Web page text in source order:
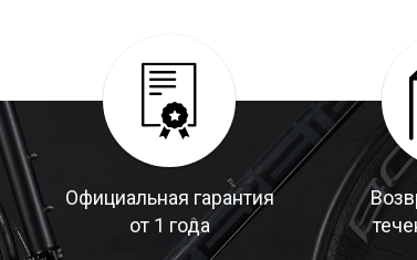
Официальная гарантия
от 1 года